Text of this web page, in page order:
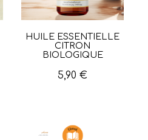
Aperçu rapide
HUILE ESSENTIELLE
CITRON
BIOLOGIQUE
5,90 €